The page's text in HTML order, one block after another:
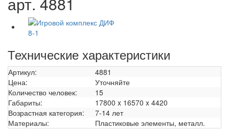
Технические характеристики
Артикул:
4881
Цена:
Уточняйте
Количество человек:
15
Габариты:
17800 x 16570 x 4420
Возрастная категория:
7-14 лет
Материалы:
Пластиковые элементы, металл.